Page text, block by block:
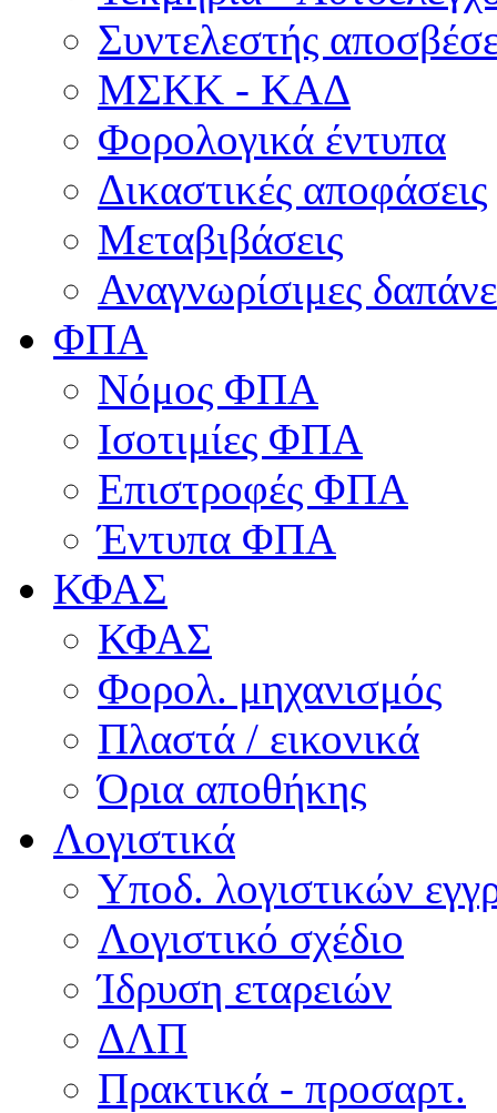
Συντελεστής
ΜΣKΚ - ΚΑΔ
Φορολογικά έντυπα
Δικαστικές αποφάσεις
Μεταβιβάσεις
Αναγνωρίσιμες
ΦΠΑ
Νόμος ΦΠΑ
Ισοτιμίες ΦΠΑ
Επιστροφές ΦΠΑ
Έντυπα ΦΠΑ
ΚΦΑΣ
ΚΦΑΣ
Φορολ. μηχανισμός
Πλαστά / εικονικά
Όρια αποθήκης
Λογιστικά
Υποδ. λογιστικών
Λογιστικό σχέδιο
Ίδρυση εταρειών
ΔΛΠ
Πρακτικά - προσαρτ.